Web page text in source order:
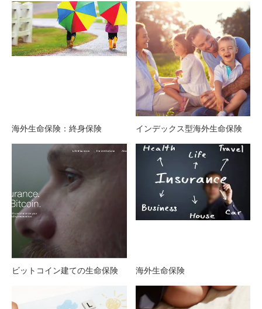
海外生命保険：終身保険 インデックス型海外生命保険
ビットコイン建ての生命保険 海外生命保険